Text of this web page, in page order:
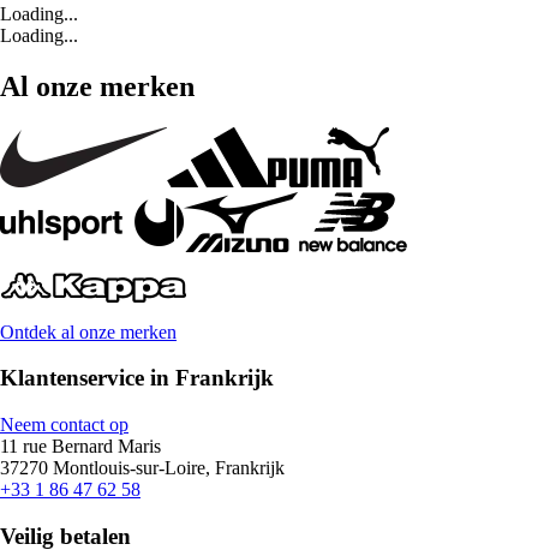
Loading...
Loading...
Al onze merken
Ontdek al onze merken
Klantenservice in Frankrijk
Neem contact op
11 rue Bernard Maris
37270 Montlouis-sur-Loire, Frankrijk
+33 1 86 47 62 58
Veilig betalen